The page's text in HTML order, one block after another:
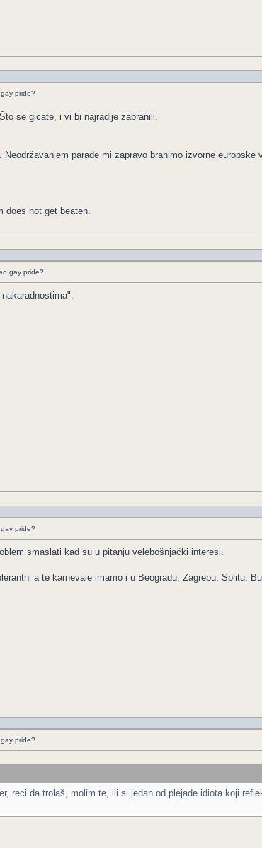
pride?
se gicate, i vi bi najradije zabranili.
parade mi zapravo branimo izvorne
does not get beaten.
gay pride?
pride?
smaslati kad su u pitanju velebošnjački interesi.
a te karnevale imamo i u Beogradu, Zagrebu, Splitu,
pride?
reci da trolaš, molim te, ili si jedan od plejade idiota koji